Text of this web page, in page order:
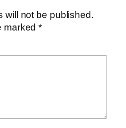
will not be published.
marked*